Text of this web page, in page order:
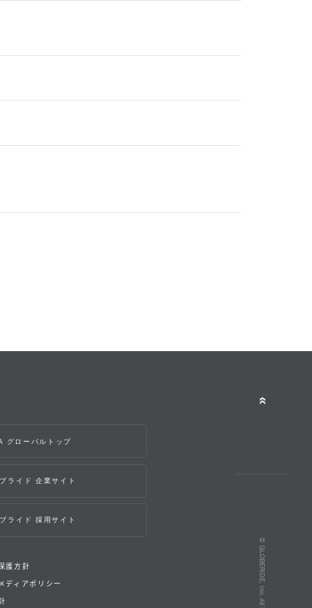
護方針
ディアポリシー
グローバルトップ
ライド 企業サイト
ライド 採用サイト